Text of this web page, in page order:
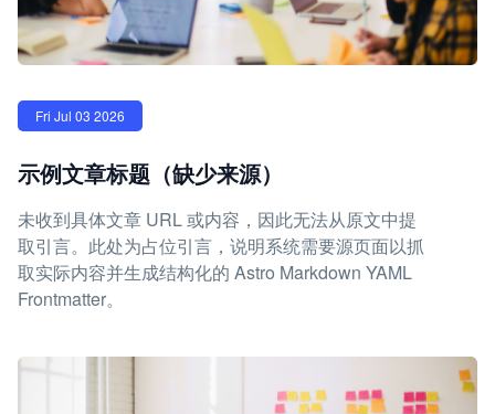
Fri Jul 03 2026
示例文章标题（缺少来源）
未收到具体文章 URL 或内容，因此无法从原文中提
取引言。此处为占位引言，说明系统需要源页面以抓
取实际内容并生成结构化的 Astro Markdown YAML
Frontmatter。